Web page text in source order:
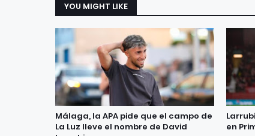
YOU MIGHT LIKE
Málaga, la APA pide que el campo de
La Luz lleve el nombre de David
en